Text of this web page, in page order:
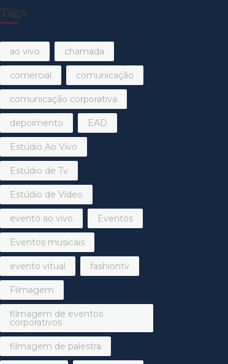
Tags
ao vivo chamada
comercial comunicação
comunicação corporativa
depoimento EAD
Estúdio Ao Vivo
Estúdio de Tv
Estúdio de Vídeo
evento ao vivo Eventos
Eventos musicais
evento vitual fashiontv
Filmagem
filmagem de eventos
corporativos
filmagem de palestra